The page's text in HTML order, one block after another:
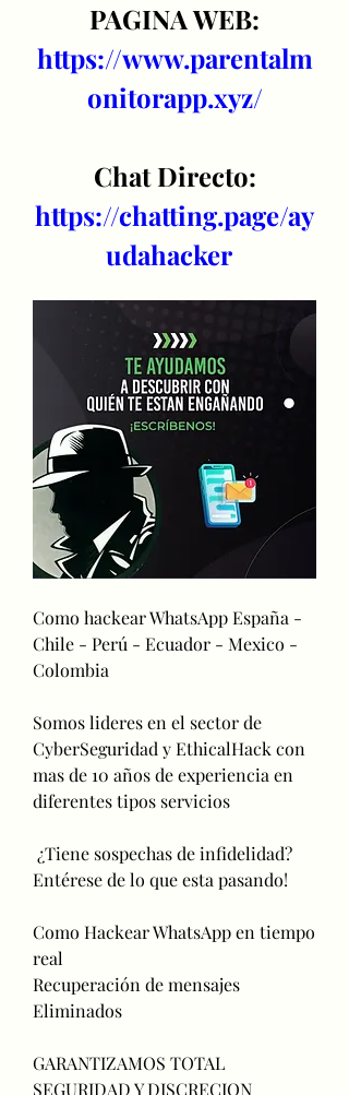
PAGINA WEB:
https://www.parentalm
onitorapp.xyz/
Chat Directo:
https://chatting.page/ay
udahacker
Como hackear WhatsApp España -
Chile - Perú - Ecuador - Mexico -
Colombia
Somos lideres en el sector de
CyberSeguridad y EthicalHack con
mas de 10 años de experiencia en
Como Hackear WhatsApp en tiempo
real
Recuperación de mensajes
Eliminados
GARANTIZAMOS TOTAL